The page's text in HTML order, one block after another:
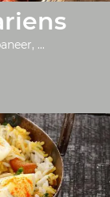
...